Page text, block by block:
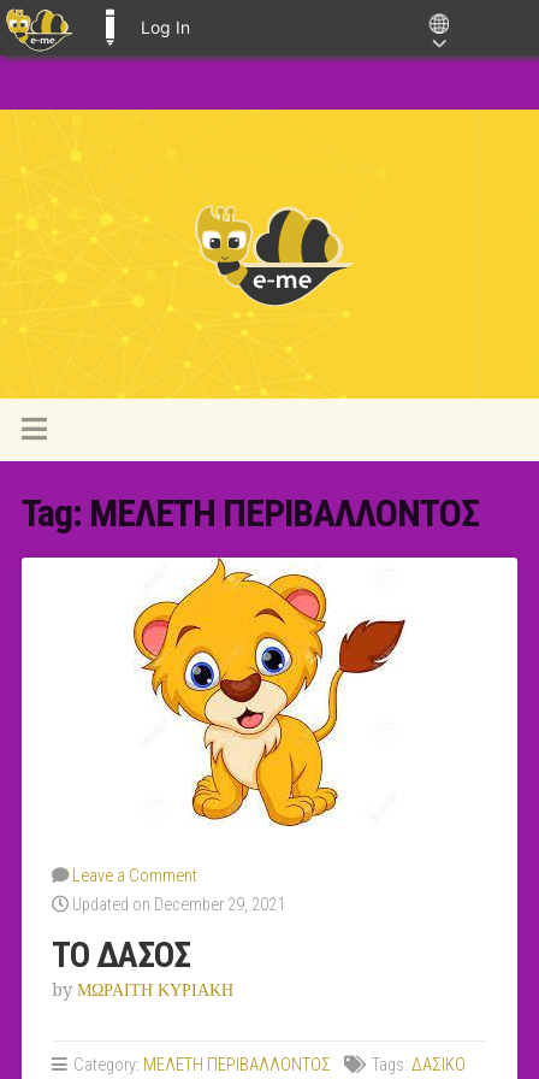
Log In
Tag: ΜΕΛΕΤΗ ΠΕΡΙΒΑΛΛΟΝΤΟΣ
Leave a Comment
Updated on December 29, 2021
ΤΟ ΔΑΣΟΣ
by ΜΩΡΑΙΤΗ ΚΥΡΙΑΚΗ
Category: MEΛΕΤΗ ΠΕΡΙΒΑΛΛΟΝΤΟΣ Tags: ΔΑΣΙΚΟ